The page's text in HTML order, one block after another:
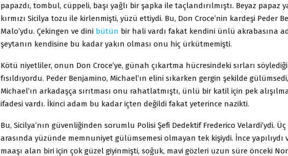
papazdı, tombul, cüppeli, başı yağlı bir şapka ile taçlandırılmıştı. Beyaz papaz
kırmızı Sicilya tozu ile kirlenmişti, yüzü ettiydi. Bu, Don Croce’nin kardeşi Peder
Malo’ydu. Çekingen ve dini bütün bir hali vardı fakat kendini ünlü akrabasına
şeytanın kendisine bu kadar yakın olması onu hiç ürkütmemişti.
Kötü niyetliler, onun Don Croce’ye, günah çıkartma hücresindeki sırları
fısıldıyordu. Peder Benjamino, Michael’ın elini sıkarken gergin şekilde
Michael’ın arkadaşça sırıtması onu rahatlatmıştı, ünlü bir katil için pek
ifadesi vardı. İkinci adam bu kadar içten değildi fakat yeterince nazikti.
Bu, Sicilya’nın güvenliğinden sorumlu Polisi Şefi Dedektif Frederico Velardi’ydi.
arasında yüzünde memnuniyet gülümsemesi olmayan tek kişiydi. İnce yapılıydı
maaşı alan biri için çok güzel giyinmişti, soğuk, mavi gözleri uzun süre önceki